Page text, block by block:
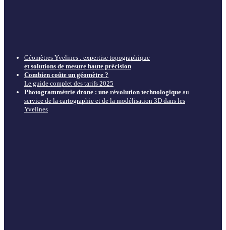
Géomètres Yvelines : expertise topographique
et solutions de mesure haute précision
Combien coûte un géomètre ?
Le guide complet des tarifs 2025
Photogrammétrie drone : une révolution technologique au
service de la cartographie et de la modélisation 3D dans les
Yvelines